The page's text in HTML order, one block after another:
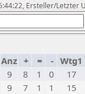
Ersteller/Letzter
Anz + = - Wtg1
9 8 1 0
17
9 7 1 1
15